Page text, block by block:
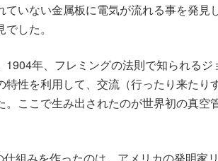
いない金属板に電気が流れる事を発見
した。
年、フレミングの法則で知られる
性を利用して、交流（行ったり来たり
ここで生み出されたのが世界初の真空